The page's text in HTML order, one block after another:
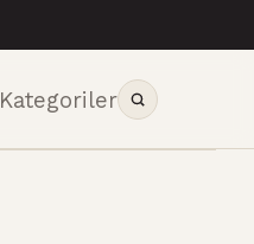
Kategoriler